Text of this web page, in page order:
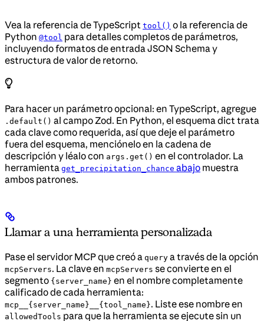
Vea la referencia de TypeScript tool() o la referencia de
Python @tool para detalles completos de parámetros,
incluyendo formatos de entrada JSON Schema y
estructura de valor de retorno.
Para hacer un parámetro opcional: en TypeScript, agregue
.default() al campo Zod. En Python, el esquema dict trata
cada clave como requerida, así que deje el parámetro
fuera del esquema, menciónelo en la cadena de
descripción y léalo con args.get() en el controlador. La
herramienta get_precipitation_chance abajo muestra
ambos patrones.
Llamar a una herramienta personalizada
Pase el servidor MCP que creó a query a través de la opción
mcpServers. La clave en mcpServers se convierte en el
segmento {server_name} en el nombre completamente
calificado de cada herramienta:
mcp__{server_name}__{tool_name}. Liste ese nombre en
allowedTools para que la herramienta se ejecute sin un